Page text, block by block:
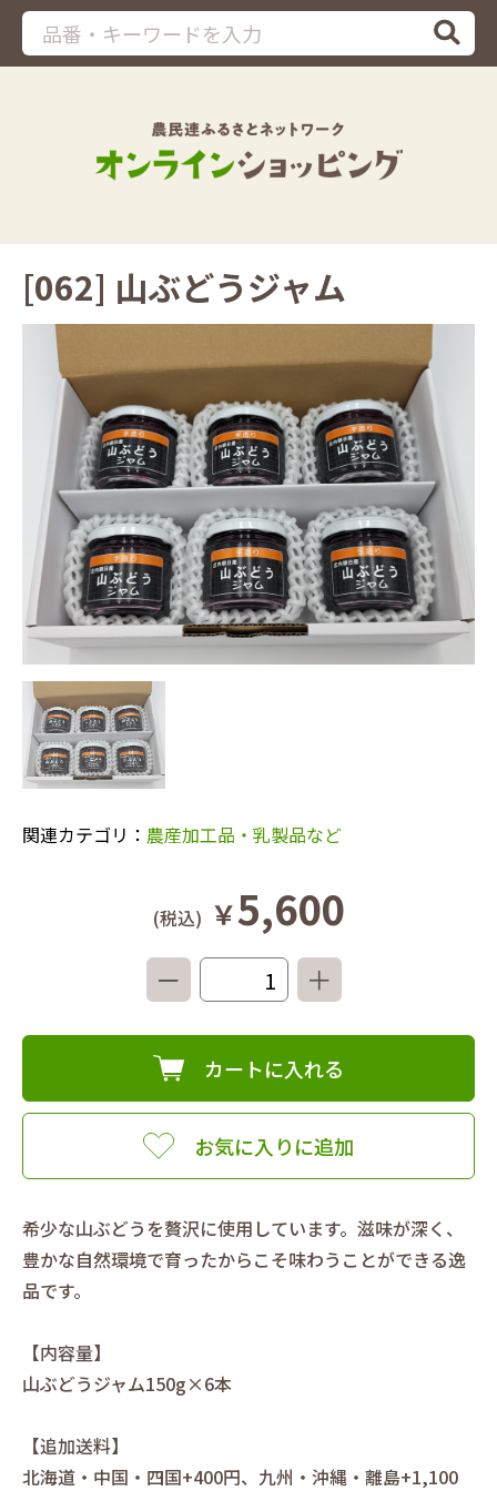
[062] 山ぶどうジャム
関連カテゴリ： 農産加工品・乳製品など
(税込) ￥5,600
－ ＋
カートに入れる
お気に入りに追加
希少な山ぶどうを贅沢に使用しています。滋味が深く、
豊かな自然環境で育ったからこそ味わうことができる逸
品です。
【内容量】
山ぶどうジャム150g×6本
【追加送料】
北海道・中国・四国+400円、九州・沖縄・離島+1,100